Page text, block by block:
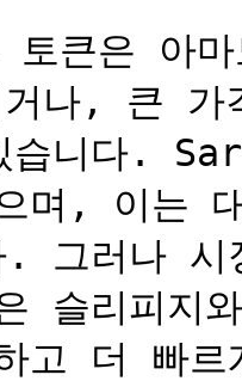
큰은 아
나, 큰 가
니다.
며, 이는
. 그러나
슬리피지
고 더 빠